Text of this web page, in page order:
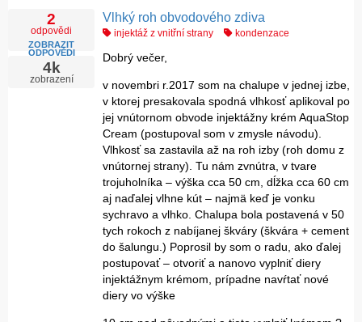
2
odpovědi
ZOBRAZIT
ODPOVĚDI
4k
zobrazení
Vlhký roh obvodového zdiva
injektáž z vnitřní strany kondenzace
Dobrý večer,
v novembri r.2017 som na chalupe v jednej izbe,
v ktorej presakovala spodná vlhkosť aplikoval po
jej vnútornom obvode injektážny krém AquaStop
Cream (postupoval som v zmysle návodu).
Vlhkosť sa zastavila až na roh izby (roh domu z
vnútornej strany). Tu nám zvnútra, v tvare
trojuholníka – výška cca 50 cm, dĺžka cca 60 cm
aj naďalej vlhne kút – najmä keď je vonku
sychravo a vlhko. Chalupa bola postavená v 50
tych rokoch z nabíjanej škváry (škvára + cement
do šalungu.) Poprosil by som o radu, ako ďalej
postupovať – otvoriť a nanovo vyplniť diery
injektážnym krémom, prípadne navŕtať nové
diery vo výške